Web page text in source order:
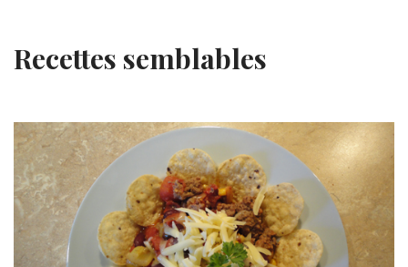
Recettes semblables